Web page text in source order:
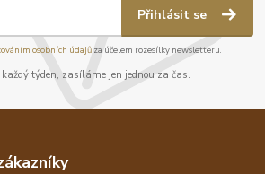
Přihlásit se
osobních údajůza účelem rozesílky newsletteru.
každý týden, zasíláme jen jednou za čas.